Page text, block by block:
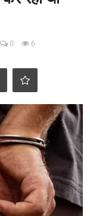
0 6